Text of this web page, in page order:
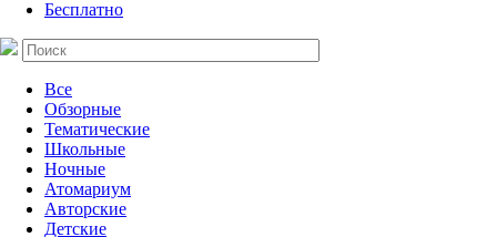
Бесплатно
Все
Обзорные
Тематические
Школьные
Ночные
Атомариум
Авторские
Детские